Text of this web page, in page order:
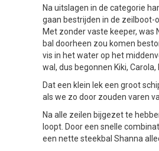
Na uitslagen in de categorie
gaan bestrijden in de zeilboot-
Met zonder vaste keeper, was
bal doorheen zou komen
vis in het water op het
wal, dus begonnen Kiki,
Dat een klein lek een groot
als we zo door zouden varen
Na alle zeilen bijgezet te
loopt. Door een snelle
een nette steekbal Shanna